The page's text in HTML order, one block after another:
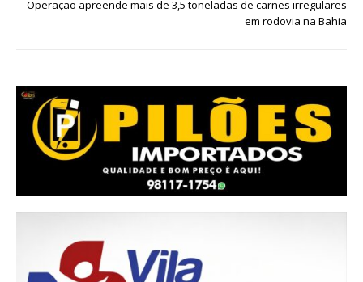
Operação apreende mais de 3,5 toneladas de carnes irregulares
em rodovia na Bahia